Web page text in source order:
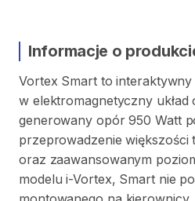
Informacje o
Vortex Smart to interaktywny
w elektromagnetyczny układ
generowany opór 950 Watt
przeprowadzenie większości
oraz zaawansowanym
modelu i-Vortex​,​ Smart nie